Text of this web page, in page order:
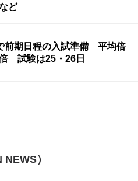
ど
前期日程の入試準備 平均倍
試験は25・26日
）